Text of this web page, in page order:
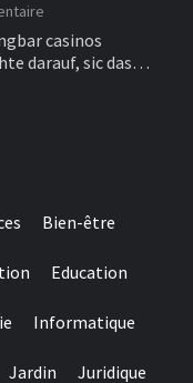
Schlie?
lich,
untergeordnet
echtes
fur
casinos
darauf, sic das…
Bien-être
Education
Informatique
Jardin Juridique